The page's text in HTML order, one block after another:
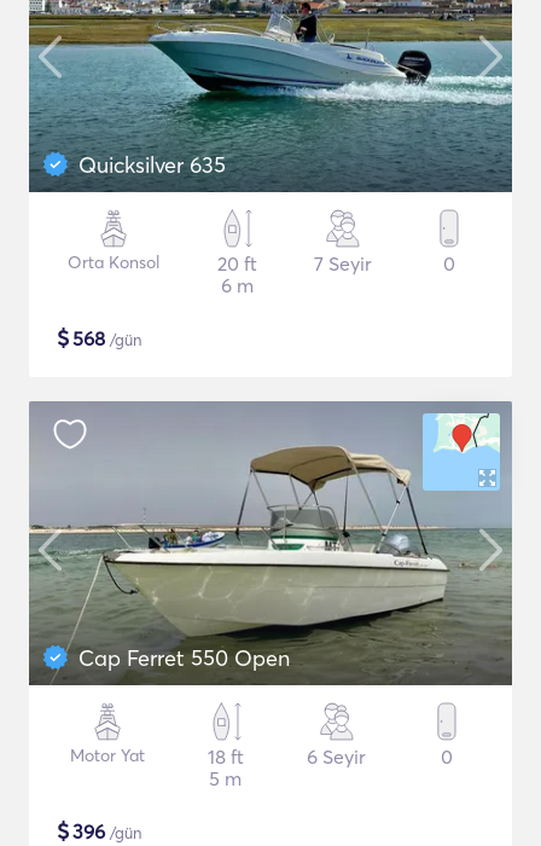
Quicksilver 635
Orta Konsol
20 ft
6 m
7 Seyir 0
$568 /gün
Cap Ferret 550 Open
Motor Yat
18 ft
5 m
6 Seyir 0
$396 /gün